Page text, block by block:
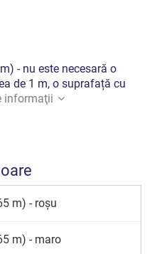
- nu este necesară o
de 1 m, o suprafață cu
informaţii
m) - roșu
m) - maro